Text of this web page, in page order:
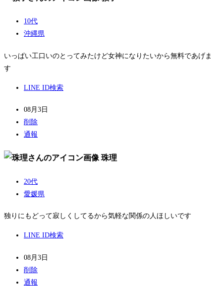
10代
沖縄県
いっぱい工口いのとってみたけど女神になりたいから無料であげま
す
LINE ID検索
08月3日
削除
通報
珠理
20代
愛媛県
独りにもどって寂しくしてるから気軽な関係の人ほしいです
LINE ID検索
08月3日
削除
通報